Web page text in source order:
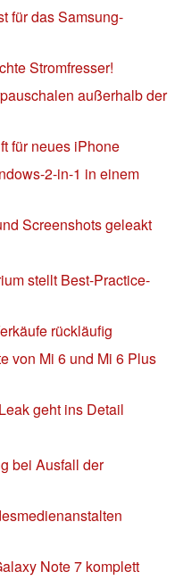
für das Samsung-
Stromfresser!
außerhalb der
für neues iPhone
2-in-1 in einem
Screenshots geleakt
stellt Best-Practice-
rückläufig
von Mi 6 und Mi 6 Plus
geht ins Detail
bei Ausfall der
Note 7 komplett